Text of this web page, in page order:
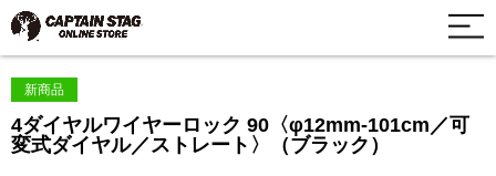
新商品
4ダイヤルワイヤーロック 90〈φ12mm-101cm／可
変式ダイヤル／ストレート〉（ブラック）